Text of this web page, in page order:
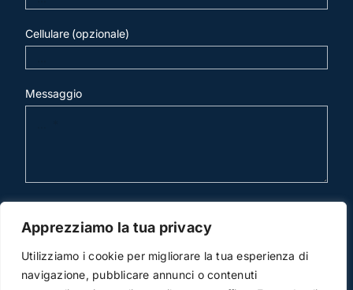
Apprezziamo la tua privacy
Utilizziamo i cookie per migliorare la tua esperienza di
navigazione, pubblicare annunci o contenuti
Cellulare (opzionale)
Messaggio
invia mail